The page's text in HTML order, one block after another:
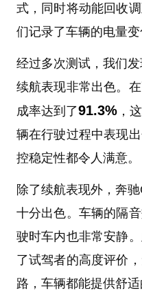
式，同时将动能回收
们记录了车辆的电量变
经过多次测试，我们
续航表现非常出色。
成率达到了91.3% ，
辆在行驶过程中表现
控稳定性都令人满意。
除了续航表现外，奔
十分出色。车辆的隔
驶时车内也非常安静
了试驾者的高度评价
路，车辆都能提供舒适